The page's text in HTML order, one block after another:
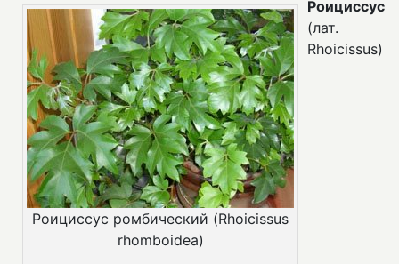
Роициссус ромбический (Rhoicissus
rhomboidea)
Роициссус
(лат.
Rhoicissus)